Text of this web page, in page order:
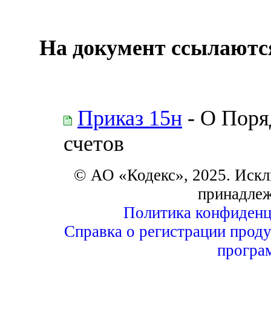
На документ
Приказ 15н - О
счетов
© АО «Кодекс», 2025.
Политика
Справка о регистрации